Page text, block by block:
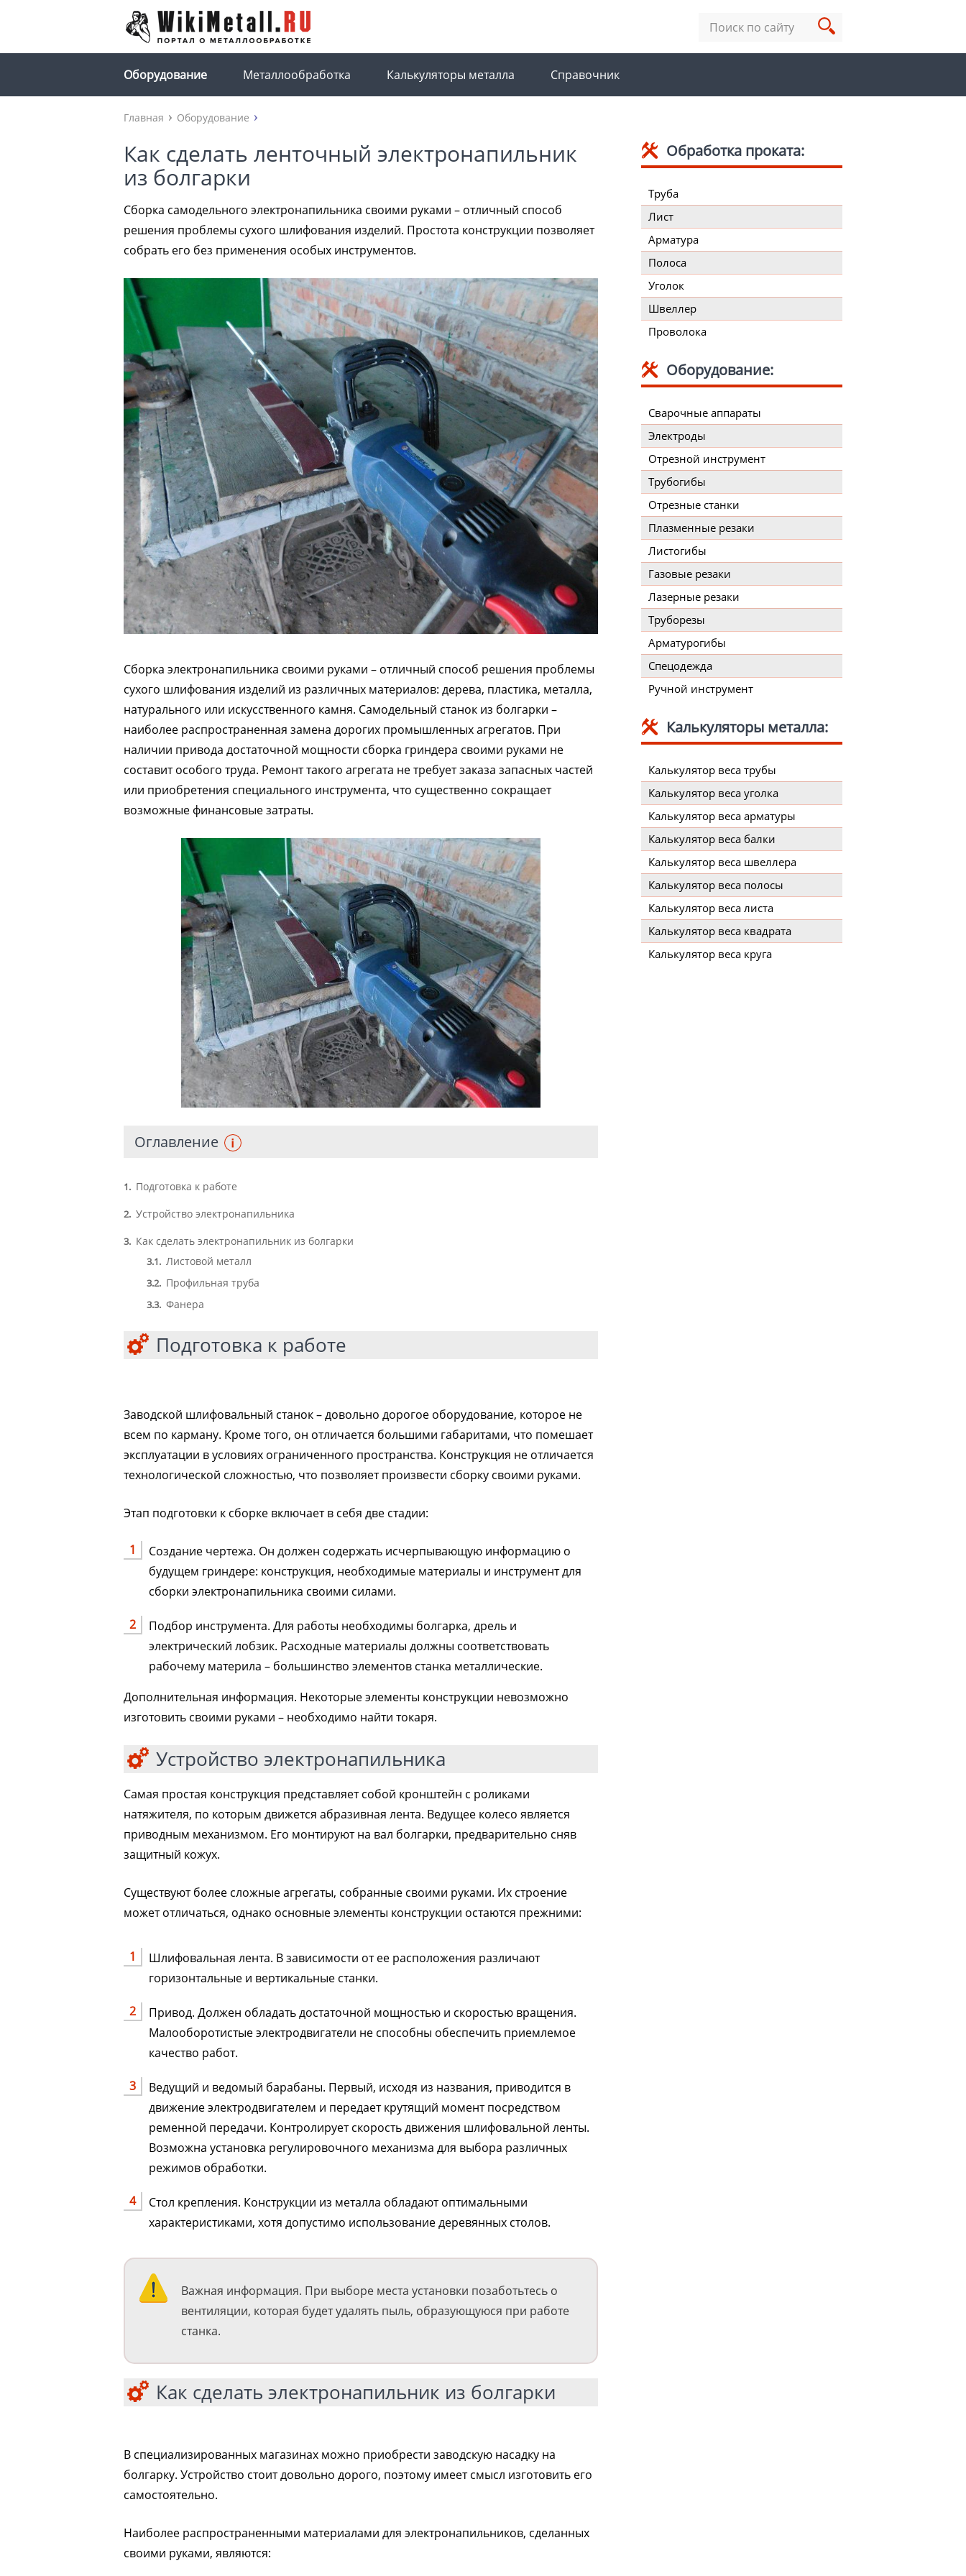
Оборудование Металлообработка Калькуляторы металла Справочник
Главная Оборудование
Как сделать ленточный электронапильник
из болгарки
Сборка самодельного электронапильника своими руками – отличный способ
решения проблемы сухого шлифования изделий. Простота конструкции позволяет
собрать его без применения особых инструментов.
Сборка электронапильника своими руками – отличный способ решения проблемы
сухого шлифования изделий из различных материалов: дерева, пластика, металла,
натурального или искусственного камня. Самодельный станок из болгарки –
наиболее распространенная замена дорогих промышленных агрегатов. При
наличии привода достаточной мощности сборка гриндера своими руками не
составит особого труда. Ремонт такого агрегата не требует заказа запасных частей
или приобретения специального инструмента, что существенно сокращает
возможные финансовые затраты.
Оглавление
1 Подготовка к работе
2 Устройство электронапильника
3 Как сделать электронапильник из болгарки
3.1 Листовой металл
3.2 Профильная труба
3.3 Фанера
Подготовка к работе
Заводской шлифовальный станок – довольно дорогое оборудование, которое не
всем по карману. Кроме того, он отличается большими габаритами, что помешает
эксплуатации в условиях ограниченного пространства. Конструкция не отличается
технологической сложностью, что позволяет произвести сборку своими руками.
Этап подготовки к сборке включает в себя две стадии:
Создание чертежа. Он должен содержать исчерпывающую информацию о
будущем гриндере: конструкция, необходимые материалы и инструмент для
сборки электронапильника своими силами.
Подбор инструмента. Для работы необходимы болгарка, дрель и
электрический лобзик. Расходные материалы должны соответствовать
рабочему материла – большинство элементов станка металлические.
Дополнительная информация. Некоторые элементы конструкции невозможно
изготовить своими руками – необходимо найти токаря.
Устройство электронапильника
Самая простая конструкция представляет собой кронштейн с роликами
натяжителя, по которым движется абразивная лента. Ведущее колесо является
приводным механизмом. Его монтируют на вал болгарки, предварительно сняв
защитный кожух.
Существуют более сложные агрегаты, собранные своими руками. Их строение
может отличаться, однако основные элементы конструкции остаются прежними:
Шлифовальная лента. В зависимости от ее расположения различают
горизонтальные и вертикальные станки.
Привод. Должен обладать достаточной мощностью и скоростью вращения.
Малооборотистые электродвигатели не способны обеспечить приемлемое
качество работ.
Ведущий и ведомый барабаны. Первый, исходя из названия, приводится в
движение электродвигателем и передает крутящий момент посредством
ременной передачи. Контролирует скорость движения шлифовальной ленты.
Возможна установка регулировочного механизма для выбора различных
режимов обработки.
Стол крепления. Конструкции из металла обладают оптимальными
характеристиками, хотя допустимо использование деревянных столов.
Важная информация. При выборе места установки позаботьтесь о
вентиляции, которая будет удалять пыль, образующуюся при работе
станка.
Как сделать электронапильник из болгарки
В специализированных магазинах можно приобрести заводскую насадку на
болгарку. Устройство стоит довольно дорого, поэтому имеет смысл изготовить его
самостоятельно.
Наиболее распространенными материалами для электронапильников, сделанных
своими руками, являются:
Обработка проката:
Труба
Лист
Арматура
Полоса
Уголок
Швеллер
Проволока
Оборудование:
Сварочные аппараты
Электроды
Отрезной инструмент
Трубогибы
Отрезные станки
Плазменные резаки
Листогибы
Газовые резаки
Лазерные резаки
Труборезы
Арматурогибы
Спецодежда
Ручной инструмент
Калькуляторы металла:
Калькулятор веса трубы
Калькулятор веса уголка
Калькулятор веса арматуры
Калькулятор веса балки
Калькулятор веса швеллера
Калькулятор веса полосы
Калькулятор веса листа
Калькулятор веса квадрата
Калькулятор веса круга